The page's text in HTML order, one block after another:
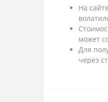
На
может
Для
через